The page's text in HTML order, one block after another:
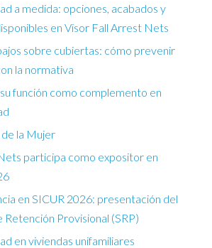
a medida: opciones, acabados y
en Visor Fall Arrest Nets
sobre cubiertas: cómo prevenir
la normativa
función como complemento en
la Mujer
participa como expositor en
en SICUR 2026: presentación del
Retención Provisional (SRP)
en viviendas unifamiliares